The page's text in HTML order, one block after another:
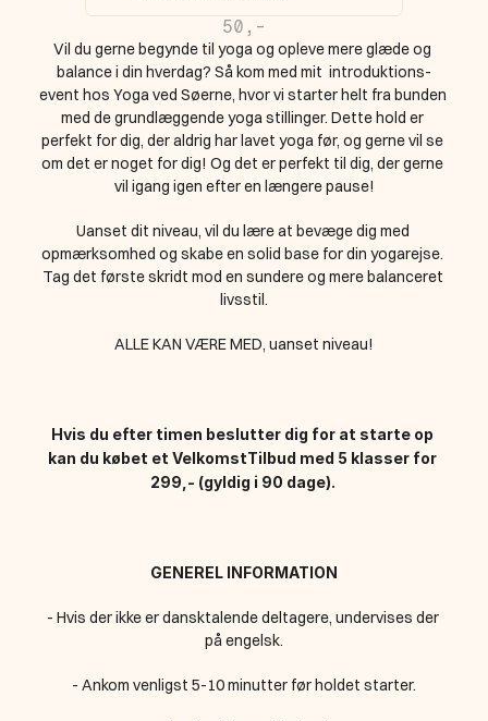
50,-
Vil du gerne begynde til yoga og opleve mere glæde og
balance i din hverdag? Så kom med mit  introduktions-
event hos Yoga ved Søerne, hvor vi starter helt fra bunden
med de grundlæggende yoga stillinger. Dette hold er
perfekt for dig, der aldrig har lavet yoga før, og gerne vil se
om det er noget for dig! Og det er perfekt til dig, der gerne
vil igang igen efter en længere pause!
Uanset dit niveau, vil du lære at bevæge dig med
opmærksomhed og skabe en solid base for din yogarejse.
Tag det første skridt mod en sundere og mere balanceret
livsstil.
ALLE KAN VÆRE MED, uanset niveau!
Hvis du efter timen beslutter dig for at starte op
kan du købet et VelkomstTilbud med 5 klasser for
299,- (gyldig i 90 dage).
GENEREL INFORMATION
- Hvis der ikke er dansktalende deltagere, undervises der
på engelsk.
- Ankom venligst 5-10 minutter før holdet starter.